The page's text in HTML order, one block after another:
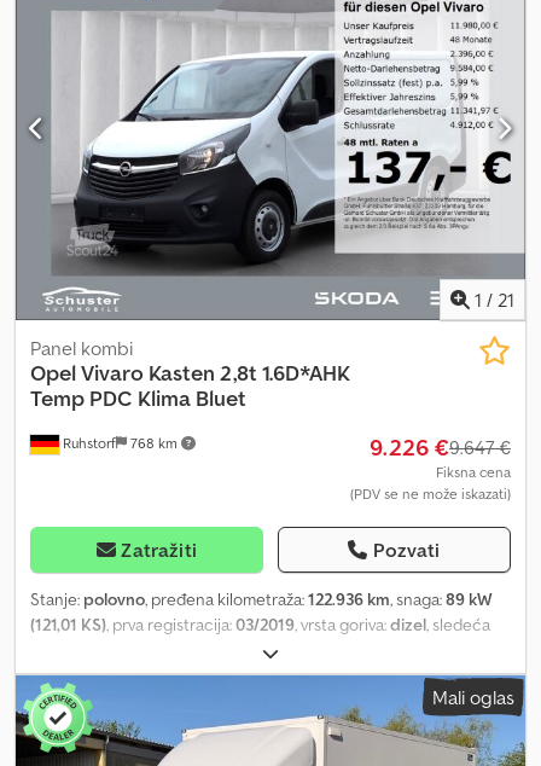
Dcsdpfxoyt Uawe Ahvok Davide Tonino Telefon: 0432.409209
1 / 21
Ruhstorf 768 km
Panel kombi
OpelVivaro Kasten 2,8t 1.6D*AHK
Temp PDC Klima Bluet
9.226 €9.647 €
Fiksna cena
(PDV se ne može iskazati)
Zatražiti Pozvati
Stanje: polovno, pređena kilometraža:122.936 km, snaga:89 kW
(121,01 KS) , prva registracija:03/2019 , vrsta goriva:dizel , sledeća
, gorivo:dizel
Euro 6, Godina proizvodnje:2019, Oprema:ABS, centralno
zaključavanje, elektronski program stabilnosti (ESP), klima
uređaj, klizna vrata, kontrola proklizavanja, maglenke, sistem
imobilizera, tempomat, ugrađeni računar, vazdušni jastuk,
Mali oglas